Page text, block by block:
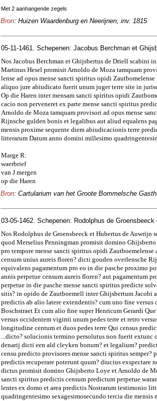
Met 2 aanhangende zegels
Bron: Huizen Waardenburg en Neerijnen, inv. 1815
05-11-1461. Schepenen: Jacobus Berchman et
Nos Jacobus Berchman et Ghijsbertus de Driell scabini
Martinus Hesel promisit Arnoldo de Moza tamquam
lense ad opus mense sancti spiritus opidi
aliquo jure abiudicato fuerit unum juger terre site in
Op die Haren inter mensam sancti spiritus opidi
cacio non perveneret ex parte mense sancti spiritus
Arnoldo de Moza tamquam provisori ad opus mense
Rijnsche gulden bonis et legalibus aut aliud equalens
mensis proxime sequente diem abiudicacionis terre
litterarum Datum anno domini millesimo
Marge R:
waerbrief
van J mergen
op die Haren
Bron: Cartularium van het Groote Bommelsche
03-05-1462. Schepenen: Rodolphus de
Nos Rodolphus de Groensbeeck et Hubertus de Auwrijn
quod Merselius Penningman promisit domino
pro tempore mense sancti spiritus opidi
censum unius aureis floren? dicti gouden overlensche
equivalens pagamentum pro eo in die pasche proximo
annis perpetue censum aureis floren? aut pagamentum
perpetue in die pasche mense sancti spiritus predicte
sitis? in opido de Zautboemell inter Ghijsbertum Jacobi
predictis ab alio latere extendentis? cum uno fine
Boschstraet Et cum alio fine super Henricum Gerardi
versus occidentem viginti unum pedes terre et retro
longitudine centum et duos pedes terre Qui census
...dicto? solucionis termino persolutus non fuerit extunc
denarij dicti een ald cleyken bonum? et legalium?
censu predicto provisores mense sancti spiritus semper?
predictis recuperare poterunt quum? diucius exspectare
dictus promisit domino Ghijsberto Loye et Arnoldo de
sancti spiritus predictis censum predictum perpetue
lentes ex domo et area predictis Nostrarum testimonio
quadringentesimo sexagesimosecundo tercia die mensis